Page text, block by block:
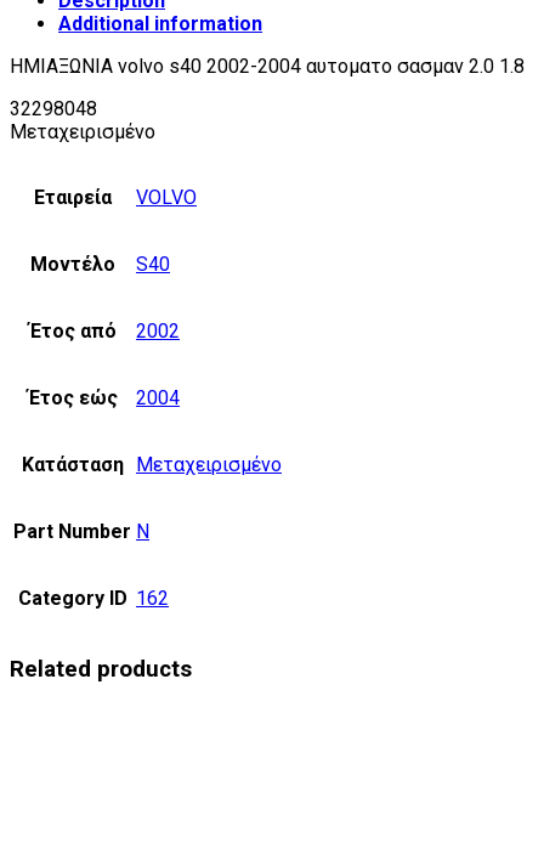
Additional information
ΗΜΙΑΞΩΝΙΑ volvo s40 2002-2004 αυτοματο σασμαν 2.0 1.8
32298048
Μεταχειρισμένο
Εταιρεία VOLVO
Μοντέλο S40
Έτος από 2002
Έτος εώς 2004
Κατάσταση Μεταχειρισμένο
Part Number N
Category ID 162
Related products